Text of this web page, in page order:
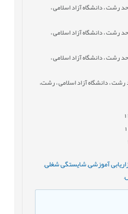
رشت ، دانشگاه آزاد اسلامی ،
رشت ، دانشگاه آزاد اسلامی ،
رشت ، دانشگاه آزاد اسلامی ،
، دانشگاه آزاد اسلامی ، رشت،
آموزشی,شایستگی شغلی,
,